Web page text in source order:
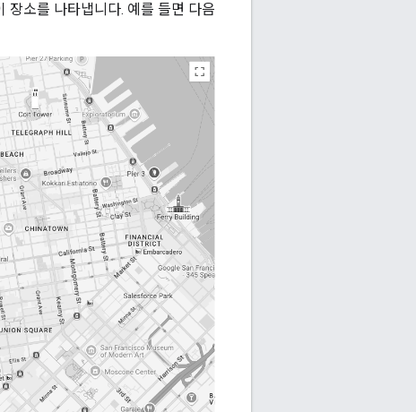
장소를 나타냅니다. 예를 들면 다음